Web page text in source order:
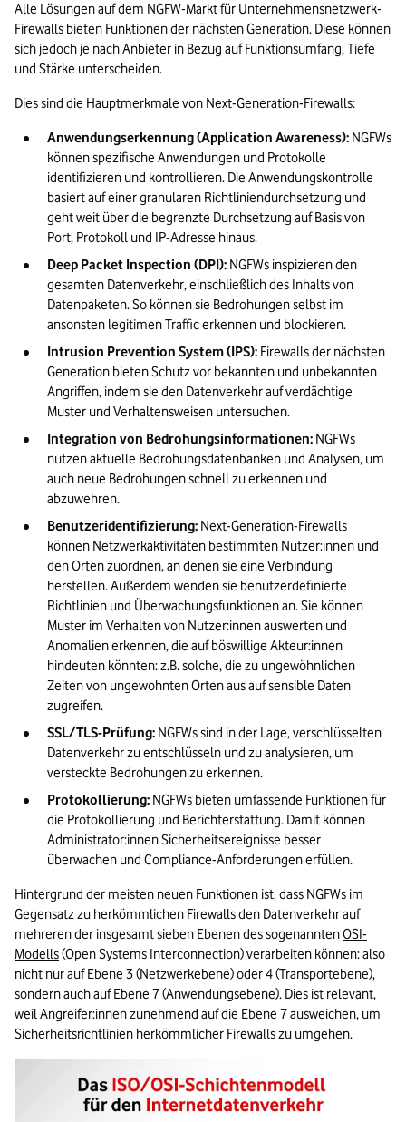
Alle Lösungen auf dem NGFW-Markt für Unternehmensnetzwerk-
Firewalls bieten Funktionen der nächsten Generation. Diese können
sich jedoch je nach Anbieter in Bezug auf Funktionsumfang, Tiefe
und Stärke unterscheiden.
Dies sind die Hauptmerkmale von Next-Generation-Firewalls:
Anwendungserkennung (Application Awareness): NGFWs
können spezifische Anwendungen und Protokolle
identifizieren und kontrollieren. Die Anwendungskontrolle
basiert auf einer granularen Richtliniendurchsetzung und
geht weit über die begrenzte Durchsetzung auf Basis von
Port, Protokoll und IP-Adresse hinaus.
Deep Packet Inspection (DPI): NGFWs inspizieren den
gesamten Datenverkehr, einschließlich des Inhalts von
Datenpaketen. So können sie Bedrohungen selbst im
ansonsten legitimen Traffic erkennen und blockieren.
Intrusion Prevention System (IPS): Firewalls der nächsten
Generation bieten Schutz vor bekannten und unbekannten
Angriffen, indem sie den Datenverkehr auf verdächtige
Muster und Verhaltensweisen untersuchen.
Integration von Bedrohungsinformationen: NGFWs
nutzen aktuelle Bedrohungsdatenbanken und Analysen, um
auch neue Bedrohungen schnell zu erkennen und
abzuwehren.
Benutzeridentifizierung: Next-Generation-Firewalls
können Netzwerkaktivitäten bestimmten Nutzer:innen und
den Orten zuordnen, an denen sie eine Verbindung
herstellen. Außerdem wenden sie benutzerdefinierte
Richtlinien und Überwachungsfunktionen an. Sie können
Muster im Verhalten von Nutzer:innen auswerten und
Anomalien erkennen, die auf böswillige Akteur:innen
hindeuten könnten: z.B. solche, die zu ungewöhnlichen
Zeiten von ungewohnten Orten aus auf sensible Daten
zugreifen.
SSL/TLS-Prüfung: NGFWs sind in der Lage, verschlüsselten
Datenverkehr zu entschlüsseln und zu analysieren, um
versteckte Bedrohungen zu erkennen.
Protokollierung: NGFWs bieten umfassende Funktionen für
die Protokollierung und Berichterstattung. Damit können
Administrator:innen Sicherheitsereignisse besser
überwachen und Compliance-Anforderungen erfüllen.
Hintergrund der meisten neuen Funktionen ist, dass NGFWs im
Gegensatz zu herkömmlichen Firewalls den Datenverkehr auf
mehreren der insgesamt sieben Ebenen des sogenannten OSI-
Modells (Open Systems Interconnection) verarbeiten können: also
nicht nur auf Ebene 3 (Netzwerkebene) oder 4 (Transportebene),
sondern auch auf Ebene 7 (Anwendungsebene). Dies ist relevant,
weil Angreifer:innen zunehmend auf die Ebene 7 ausweichen, um
Sicherheitsrichtlinien herkömmlicher Firewalls zu umgehen.